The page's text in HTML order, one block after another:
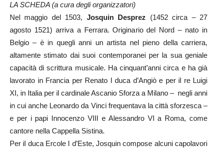
LA SCHEDA (a cura degli organizzatori)
Nel maggio del 1503, Josquin Desprez (1452 circa – 27
agosto 1521) arriva a Ferrara. Originario del Nord – nato in
Belgio – è in quegli anni un artista nel pieno della carriera,
altamente stimato dai suoi contemporanei per la sua geniale
capacità di scrittura musicale. Ha cinquant’anni circa e ha già
lavorato in Francia per Renato I duca d’Angiò e per il re Luigi
XI, in Italia per il cardinale Ascanio Sforza a Milano – negli anni
in cui anche Leonardo da Vinci frequentava la città sforzesca –
e per i papi Innocenzo VIII e Alessandro VI a Roma, come
cantore nella Cappella Sistina.
Per il duca Ercole I d’Este, Josquin compose alcuni capolavori